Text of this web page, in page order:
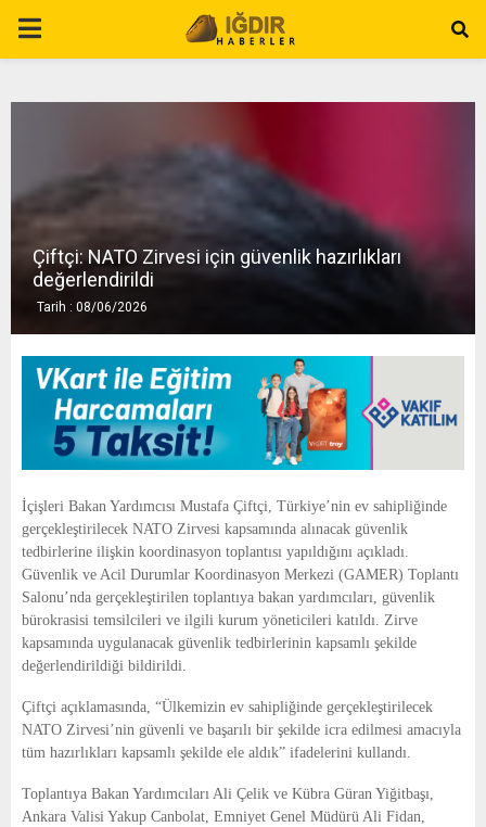
P
M
A
E
N
U
Çiftçi: NATO Zirvesi için güvenlik hazırlıkları
değerlendirildi
Tarih : 08/06/2026
İçişleri Bakan Yardımcısı Mustafa Çiftçi, Türkiye’nin ev sahipliğinde
gerçekleştirilecek NATO Zirvesi kapsamında alınacak güvenlik
tedbirlerine ilişkin koordinasyon toplantısı yapıldığını açıkladı.
Güvenlik ve Acil Durumlar Koordinasyon Merkezi (GAMER) Toplantı
Salonu’nda gerçekleştirilen toplantıya bakan yardımcıları, güvenlik
bürokrasisi temsilcileri ve ilgili kurum yöneticileri katıldı. Zirve
kapsamında uygulanacak güvenlik tedbirlerinin kapsamlı şekilde
değerlendirildiği bildirildi.
Çiftçi açıklamasında, “Ülkemizin ev sahipliğinde gerçekleştirilecek
NATO Zirvesi’nin güvenli ve başarılı bir şekilde icra edilmesi amacıyla
tüm hazırlıkları kapsamlı şekilde ele aldık” ifadelerini kullandı.
Toplantıya Bakan Yardımcıları Ali Çelik ve Kübra Güran Yiğitbaşı,
Ankara Valisi Yakup Canbolat, Emniyet Genel Müdürü Ali Fidan,